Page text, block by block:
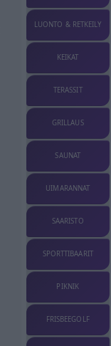
LUONTO & RETKEILY
KEIKAT
TERASSIT
GRILLAUS
SAUNAT
UIMARANNAT
SAARISTO
SPORTTIBAARIT
PIKNIK
FRISBEEGOLF